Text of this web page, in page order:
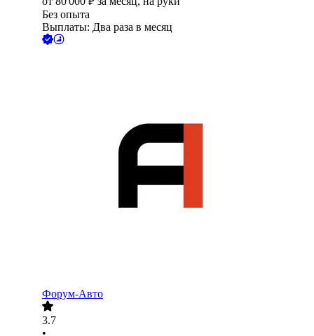
Без опыта
Выплаты: Два раза в месяц
Форум-Авто
3.7
•